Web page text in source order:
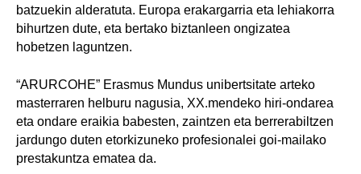
batzuekin alderatuta. Europa erakargarria eta lehiakorra
bihurtzen dute, eta bertako biztanleen ongizatea
hobetzen laguntzen.
“ARURCOHE” Erasmus Mundus unibertsitate arteko
masterraren helburu nagusia, XX.mendeko hiri-ondarea
eta ondare eraikia babesten, zaintzen eta berrerabiltzen
jardungo duten etorkizuneko profesionalei goi-mailako
prestakuntza ematea da.